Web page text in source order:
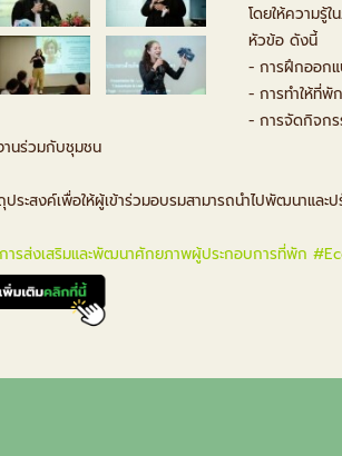
โดยให้ความรู้
หัวข้อ ดังนี้
- การฝึกออก
- การทำให้ที่พั
- การจัดกิจกร
านร่วมกับชุมชน
ะสงค์เพื่อให้ผู้เข้าร่วมอบรมสามารถนำไปพัฒนาแล
ารส่งเสริมและพัฒนาศักยภาพผู้ประกอบการที่พัก